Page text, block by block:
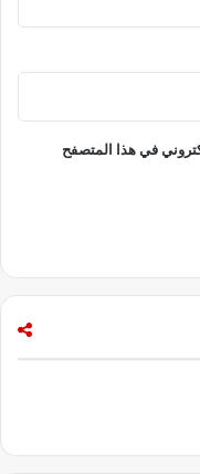
في هذا المتصفح